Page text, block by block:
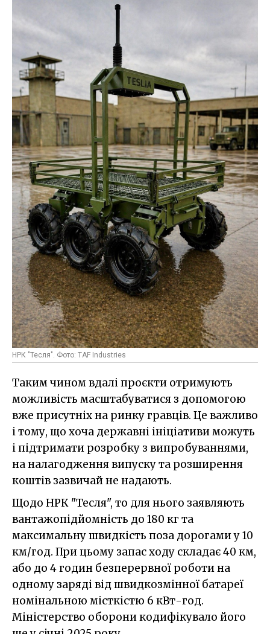
НРК "Тесля". Фото: TAF Industries
Таким чином вдалі проєкти отримують
можливість масштабуватися з допомогою
вже присутніх на ринку гравців. Це важливо
і тому, що хоча державні ініціативи можуть
і підтримати розробку з випробуваннями,
на налагодження випуску та розширення
коштів зазвичай не надають.
Щодо НРК "Тесля", то для нього заявляють
вантажопідйомність до 180 кг та
максимальну швидкість поза дорогами у 10
км/год. При цьому запас ходу складає 40 км,
або до 4 годин безперервної роботи на
одному заряді від швидкозмінної батареї
номінальною місткістю 6 кВт-год.
Міністерство оборони кодифікувало його